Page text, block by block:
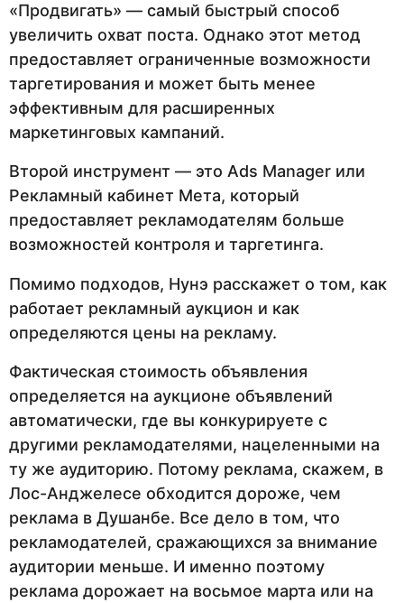
«Продвигать» — самый быстрый способ
увеличить охват поста. Однако этот метод
предоставляет ограниченные возможности
таргетирования и может быть менее
эффективным для расширенных
маркетинговых кампаний.
Второй инструмент — это Ads Manager или
Рекламный кабинет Мета, который
предоставляет рекламодателям больше
возможностей контроля и таргетинга.
Помимо подходов, Нунэ расскажет о том, как
работает рекламный аукцион и как
определяются цены на рекламу.
Фактическая стоимость объявления
определяется на аукционе объявлений
автоматически, где вы конкурируете с
другими рекламодателями, нацеленными на
ту же аудиторию. Потому реклама, скажем, в
Лос-Анджелесе обходится дороже, чем
реклама в Душанбе. Все дело в том, что
рекламодателей, сражающихся за внимание
аудитории меньше. И именно поэтому
реклама дорожает на восьмое марта или на